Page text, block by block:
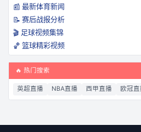
📰 最新体育新闻
📝 赛后战报分析
🎬 足球视频集锦
🏀 篮球精彩视频
🔥 热门搜索
英超直播 NBA直播 西甲直播 欧冠直